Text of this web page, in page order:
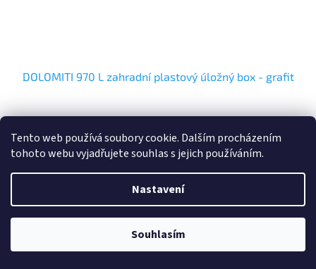
Tento web používá soubory cookie. Dalším procházením
tohoto webu vyjadřujete souhlas s jejich používáním.
Nastavení
Souhlasím
DOLOMITI 970 L zahradní plastový úložný box - grafit
Skladem
5 630 Kč Do košíku
šířka výrobku 146 cm hloubka výrobku 82 cm výška výrobku 85 cm
hmotnost celkem 25 kg nosnost 100 kg objem 970 L materiál plast
barva...